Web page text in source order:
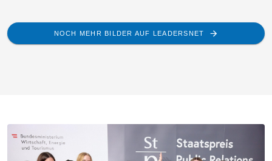
NOCH MEHR BILDER AUF LEADERSNET